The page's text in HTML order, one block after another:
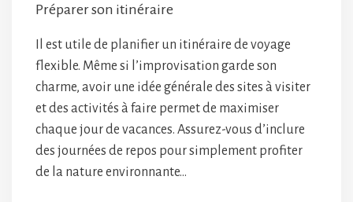
Préparer son itinéraire
Il est utile de planifier un itinéraire de voyage
flexible. Même si l’improvisation garde son
charme, avoir une idée générale des sites à visiter
et des activités à faire permet de maximiser
chaque jour de vacances. Assurez-vous d’inclure
des journées de repos pour simplement profiter
de la nature environnante…